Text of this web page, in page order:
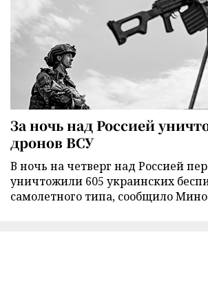
За ночь над Россией
дронов ВСУ
В ночь на четверг над Россией
уничтожили 605 украинских
самолетного типа, сообщило